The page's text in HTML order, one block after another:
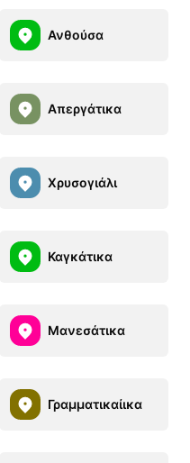
Ανθούσα
Απεργάτικα
Χρυσογιάλι
Καγκάτικα
Μανεσάτικα
Γραμματικαίικα